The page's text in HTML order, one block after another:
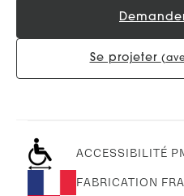
Se projeter
ACCESSIBILITÉ
FABRICATION